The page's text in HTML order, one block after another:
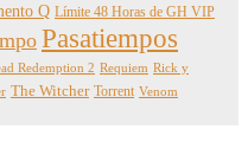
Q Límite 48 Horas de GH VIP
Pasatiempos
Redemption 2 Requiem Rick y
The Witcher Torrent Venom